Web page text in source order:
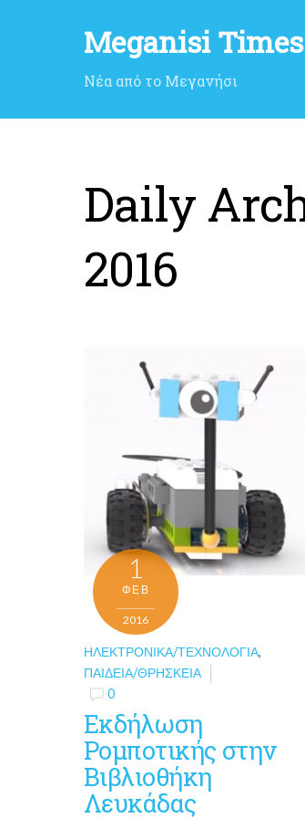
Meganisi Times
Νέα από το Μεγανήσι
Daily
2016
1
ΦΕΒ
2016
ΗΛΕΚΤΡΟΝΙΚΆ/ΤΕΧΝΟΛΟΓΊΑ,
ΠΑΙΔΕΊΑ/ΘΡΗΣΚΕΊΑ
0
Εκδήλωση
Ρομποτικής στην
Βιβλιοθήκη
Λευκάδας